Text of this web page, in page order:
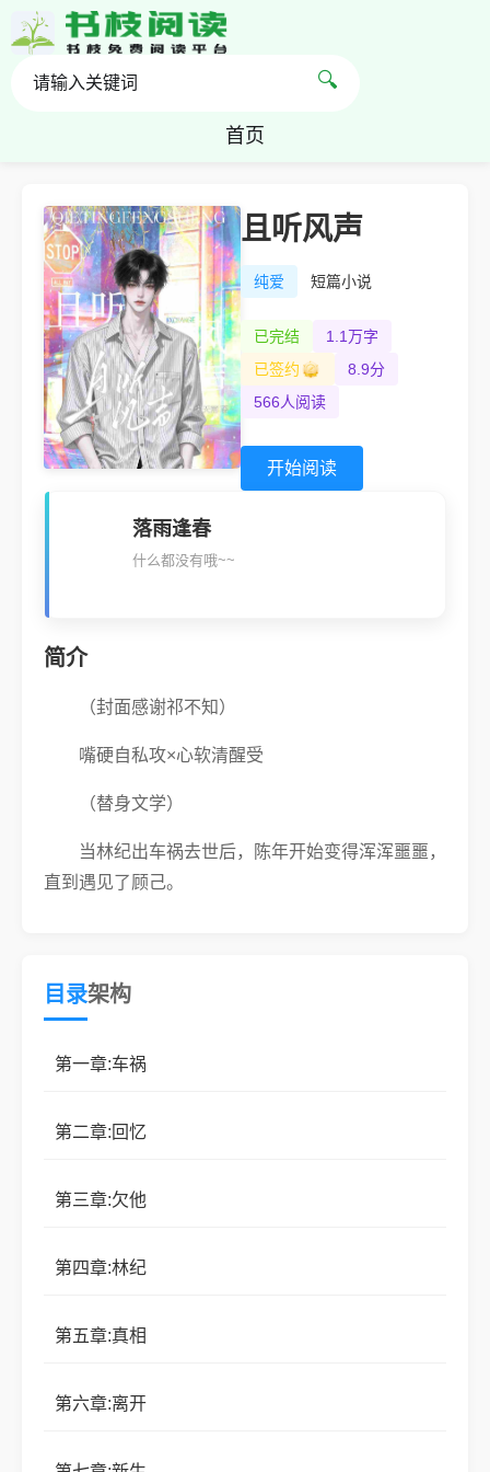
首页
🔍
且听风声
纯爱 短篇小说
已完结
1.1万字
已签约
8.9分
566人阅读
开始阅读
落雨逢春
什么都没有哦~~
简介
（封面感谢祁不知）
嘴硬自私攻×心软清醒受
（替身文学）
当林纪出车祸去世后，陈年开始变得浑浑噩噩，
直到遇见了顾己。
陈年隐瞒将顾己做为林纪替身的真相，以谈恋爱
为由把顾己留在身边。
他的顺从而感到满足。其实陈年早就爱上了顾己，而
偶然间顾己得到了真相，顾己说：“爱也罢，恨
替身生涯，其实我不欠你了陈年。”
目录架构
第一章:车祸
第二章:回忆
第三章:欠他
第四章:林纪
第五章:真相
第六章:离开